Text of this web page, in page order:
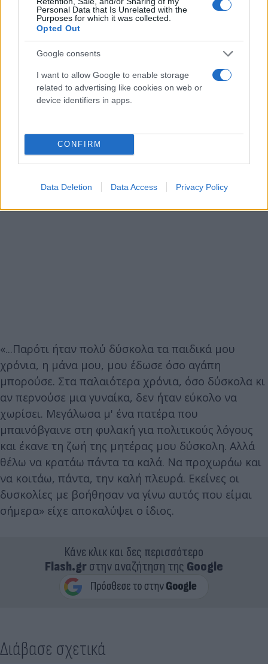
Personal Data that Is Unrelated with the
Purposes for which it was collected.
Opted Out
Google consents
I want to allow Google to enable storage
related to advertising like cookies on web or
device identifiers in apps.
CONFIRM
Data Deletion Data Access Privacy Policy
«...Παρότι ήταν πολύ δύσκολα τα παιδικά μου
χρόνια, η μάνα μου, μου έδωσε όσο αγάπη
μπορούσε. Στα παλαιότερα χρόνια, όσο δύσκολα κι
αν περνούσε μια γυναίκα, δεν ήταν εύκολο να
χωρίσει. Μεγάλωσα μ' ένα πατέρα που
μπαινόβγαινε στη φυλακή για πολιτικούς λόγους
και έκανε τη ζωή της μητέρας μου δύσκολη. Αλλά
θέλω να κρατάω πάντα τα καλά. Να προχωράω και
να κοιτάω, πάντα, την καλή πλευρά. Εκείνες οι
δυσκολίες με βοήθησαν να γίνω αυτός που είμαι
σήμερα» είχε αποκαλύψει ο ίδιος.
Κάνε κλικ και δες περισσότερο
Flash.grστην αναζήτηση της Google
Διάβασε σχετικά